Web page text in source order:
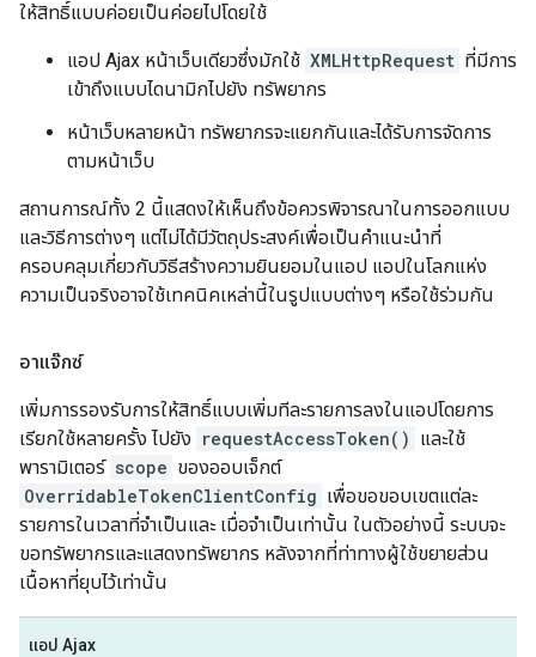
ให้สิทธิ์แบบค่อยเป็นค่อยไปโดยใช้
แอป Ajax หน้าเว็บเดียวซึ่งมักใช้ XMLHttpRequest ที่มีการ
เข้าถึงแบบไดนามิกไปยัง ทรัพยากร
หน้าเว็บหลายหน้า ทรัพยากรจะแยกกันและได้รับการจัดการ
ตามหน้าเว็บ
สถานการณ์ทั้ง 2 นี้แสดงให้เห็นถึงข้อควรพิจารณาในการออกแบบ
และวิธีการต่างๆ แต่ไม่ได้มีวัตถุประสงค์เพื่อเป็นคำแนะนำที่
ครอบคลุมเกี่ยวกับวิธีสร้างความยินยอมในแอป แอปในโลกแห่ง
ความเป็นจริงอาจใช้เทคนิคเหล่านี้ในรูปแบบต่างๆ หรือใช้ร่วมกัน
อาแจ๊กซ์
เพิ่มการรองรับการให้สิทธิ์แบบเพิ่มทีละรายการลงในแอปโดยการ
เรียกใช้หลายครั้ง ไปยัง requestAccessToken() และใช้
พารามิเตอร์ scope ของออบเจ็กต์
OverridableTokenClientConfig เพื่อขอขอบเขตแต่ละ
รายการในเวลาที่จำเป็นและ เมื่อจำเป็นเท่านั้น ในตัวอย่างนี้ ระบบจะ
ขอทรัพยากรและแสดงทรัพยากร หลังจากที่ท่าทางผู้ใช้ขยายส่วน
เนื้อหาที่ยุบไว้เท่านั้น
แอป Ajax